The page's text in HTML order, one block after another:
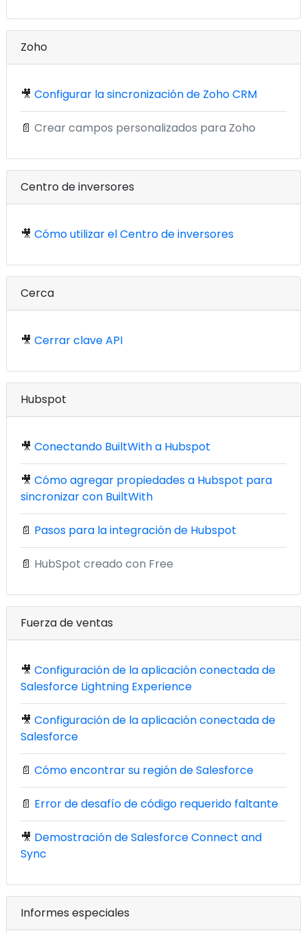
Zoho
🎥 Configurar la sincronización de Zoho CRM
📄 Crear campos personalizados para Zoho
Centro de inversores
🎥 Cómo utilizar el Centro de inversores
Cerca
🎥 Cerrar clave API
Hubspot
🎥 Conectando BuiltWith a Hubspot
🎥 Cómo agregar propiedades a Hubspot para
sincronizar con BuiltWith
📄 Pasos para la integración de Hubspot
📄 HubSpot creado con Free
Fuerza de ventas
🎥 Configuración de la aplicación conectada de
Salesforce Lightning Experience
🎥 Configuración de la aplicación conectada de
Salesforce
📄 Cómo encontrar su región de Salesforce
📄 Error de desafío de código requerido faltante
🎥 Demostración de Salesforce Connect and
Sync
Informes especiales